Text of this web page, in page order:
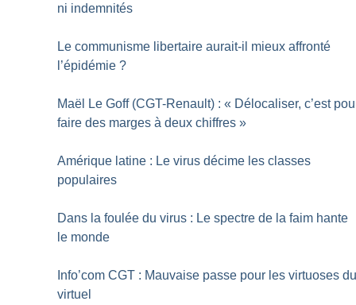
ni indemnités
Le communisme libertaire aurait-il mieux affronté
l’épidémie ?
Maël Le Goff (CGT-Renault) : « Délocaliser, c’est
faire des marges à deux chiffres »
Amérique latine : Le virus décime les classes
populaires
Dans la foulée du virus : Le spectre de la faim hante
le monde
Info’com CGT : Mauvaise passe pour les virtuoses
virtuel